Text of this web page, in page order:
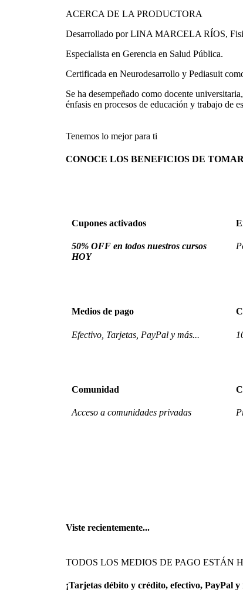
ACERCA DE LA PRODUCTORA
Desarrollado por LINA MARCELA RÍOS,
Especialista en Gerencia en Salud Pública.
Certificada en Neurodesarrollo y Pediasuit
Se ha desempeñado como docente
énfasis en procesos de educación y trabajo de
Tenemos lo mejor para ti
CONOCE LOS BENEFICIOS DE
Cupones activados
50% OFF en todos nuestros cursos
HOY
Medios de pago
Efectivo, Tarjetas, PayPal y más...
Comunidad
Acceso a comunidades privadas
Viste recientemente...
TODOS LOS MEDIOS DE PAGO ESTÁN
¡Tarjetas débito y crédito, efectivo, PayPal y